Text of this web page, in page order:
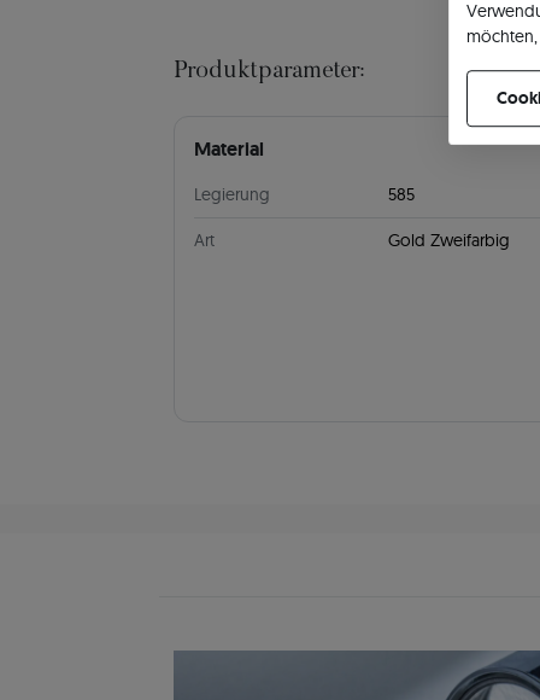
Produktparameter:
Material
Legierung 585
Art Gold Zweifarbig